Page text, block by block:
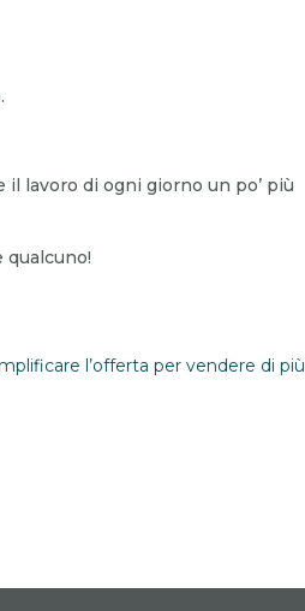
lavoro di ogni giorno un po’ più
qualcuno!
l’offerta per vendere di più